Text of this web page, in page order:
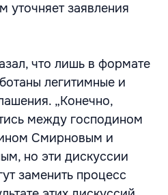
уточняет заявления
что лишь в формате
легитимные и
„Конечно,
между господином
Смирновым и
но эти дискуссии
заменить процесс